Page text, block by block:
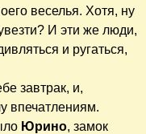
веселья. Хотя, ну
И эти же люди,
и ругаться,
завтрак, и,
впечатлениям.
Юрино, замок